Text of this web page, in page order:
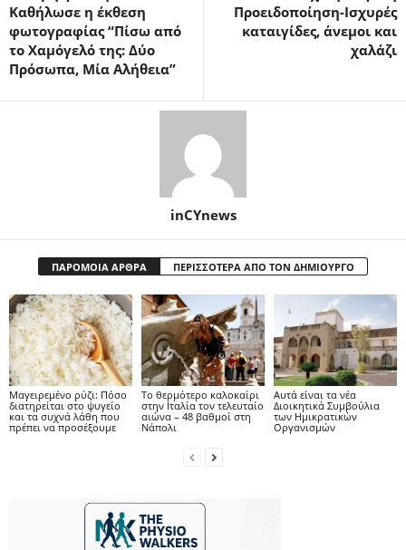
Καθήλωσε η έκθεση
φωτογραφίας “Πίσω από
το Χαμόγελό της: Δύο
Πρόσωπα, Μία Αλήθεια”
Προειδοποίηση-Ισχυρές
καταιγίδες, άνεμοι και
χαλάζι
inCYnews
ΠΑΡΟΜΟΙΑ ΑΡΘΡΑ ΠΕΡΙΣΣΟΤΕΡΑ ΑΠΟ ΤΟΝ ΔΗΜΙΟΥΡΓΟ
Μαγειρεμένο ρύζι: Πόσο
διατηρείται στο ψυγείο
και τα συχνά λάθη που
πρέπει να προσέξουμε
Το θερμότερο καλοκαίρι
στην Ιταλία τον τελευταίο
αιώνα – 48 βαθμοί στη
Νάπολι
Αυτά είναι τα νέα
Διοικητικά Συμβούλια
των Ημικρατικών
Οργανισμών